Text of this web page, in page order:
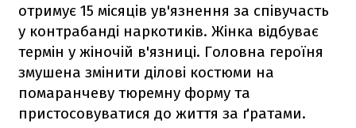
отримує 15 місяців ув'язнення за співучасть
у контрабанді наркотиків. Жінка відбуває
термін у жіночій в'язниці. Головна героїня
змушена змінити ділові костюми на
помаранчеву тюремну форму та
пристосовуватися до життя за ґратами.